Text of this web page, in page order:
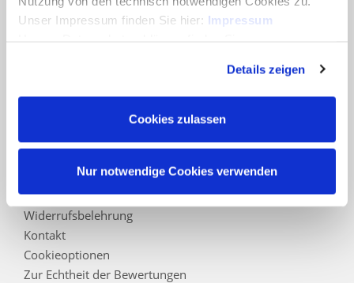
Unser Impressum finden Sie hier: Impressum
Details zeigen
Cookies zulassen
Nur notwendige Cookies verwenden
Konto
Zahlungsarten
AGB
Datenschutzinformation für Interessenten, Kunden
und Lieferanten
Widerrufsbelehrung
Kontakt
Cookieoptionen
Zur Echtheit der Bewertungen